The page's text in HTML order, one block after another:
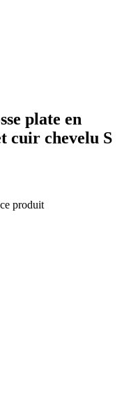
plate en
cuir chevelu S
produit